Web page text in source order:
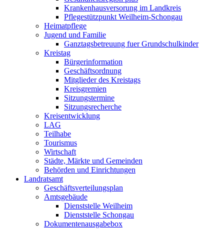
Krankenhausversorung im Landkreis
Pflegestützpunkt Weilheim-Schongau
Heimatpflege
Jugend und Familie
Ganztagsbetreuung fuer Grundschulkinder
Kreistag
Bürgerinformation
Geschäftsordnung
Mitglieder des Kreistags
Kreisgremien
Sitzungstermine
Sitzungsrecherche
Kreisentwicklung
LAG
Teilhabe
Tourismus
Wirtschaft
Städte, Märkte und Gemeinden
Behörden und Einrichtungen
Landratsamt
Geschäftsverteilungsplan
Amtsgebäude
Dienststelle Weilheim
Dienststelle Schongau
Dokumentenausgabebox